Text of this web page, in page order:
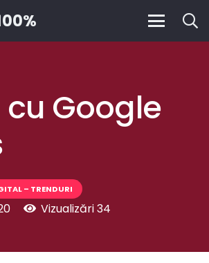
cu Google
– TRENDURI
Vizualizări34